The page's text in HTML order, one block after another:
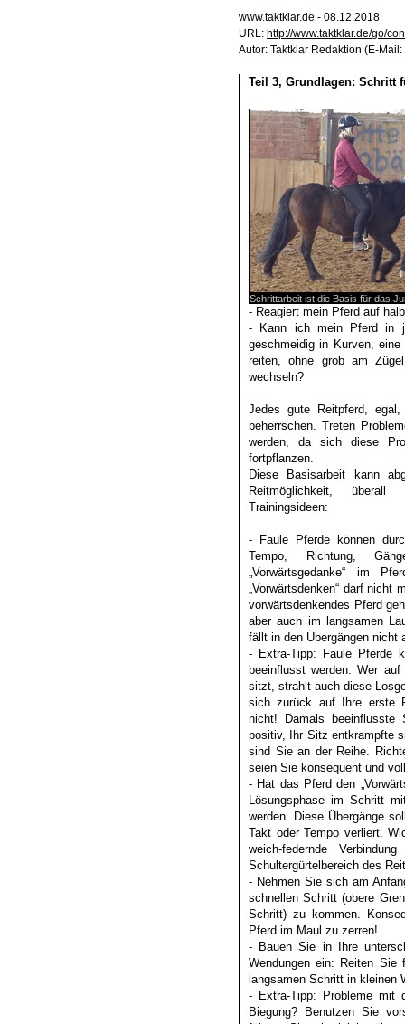
www.taktklar.de - 08.12.2018
URL: http://www.taktklar.de/go/
Autor: Taktklar Redaktion (E-Mail:
Teil 3, Grundlagen: Schritt
Schrittarbeit ist die Basis für das
- Reagiert mein Pferd auf
- Kann ich mein Pferd in
geschmeidig in Kurven,
reiten, ohne grob am
wechseln?
Jedes gute Reitpferd,
beherrschen. Treten
werden, da sich diese
fortpflanzen.
Diese Basisarbeit kann
Reitmöglichkeit,
Trainingsideen:
- Faule Pferde können
Tempo, Richtung,
„Vorwärtsgedanke“ im
„Vorwärtsdenken“ darf nicht
vorwärtsdenkendes Pferd
aber auch im langsamen
fällt in den Übergängen nicht
- Extra-Tipp: Faule Pferde
beeinflusst werden. Wer
sitzt, strahlt auch diese
sich zurück auf Ihre erste
nicht! Damals beeinflusste
positiv, Ihr Sitz entkrampfte
sind Sie an der Reihe.
seien Sie konsequent und
- Hat das Pferd den
Lösungsphase im Schritt
werden. Diese Übergänge
Takt oder Tempo verliert.
weich-federnde
Schultergürtelbereich des
- Nehmen Sie sich am
schnellen Schritt (obere
Schritt) zu kommen.
Pferd im Maul zu zerren!
- Bauen Sie in Ihre
Wendungen ein: Reiten Sie
langsamen Schritt in kleinen
- Extra-Tipp: Probleme mit
Biegung? Benutzen Sie